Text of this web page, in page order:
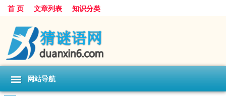
首 页 文章列表 知识分类
网站导航